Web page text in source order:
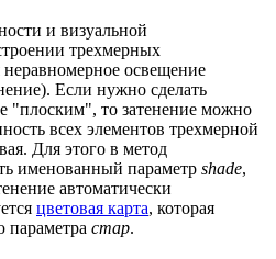
и визуальной
трехмерных
неравномерное освещение
Если нужно сделать
"плоским", то затенение можно
всех элементов трехмерной
Для этого в метод
именованный параметр shade,
автоматически
цветовая карта, которая
параметра cmap.